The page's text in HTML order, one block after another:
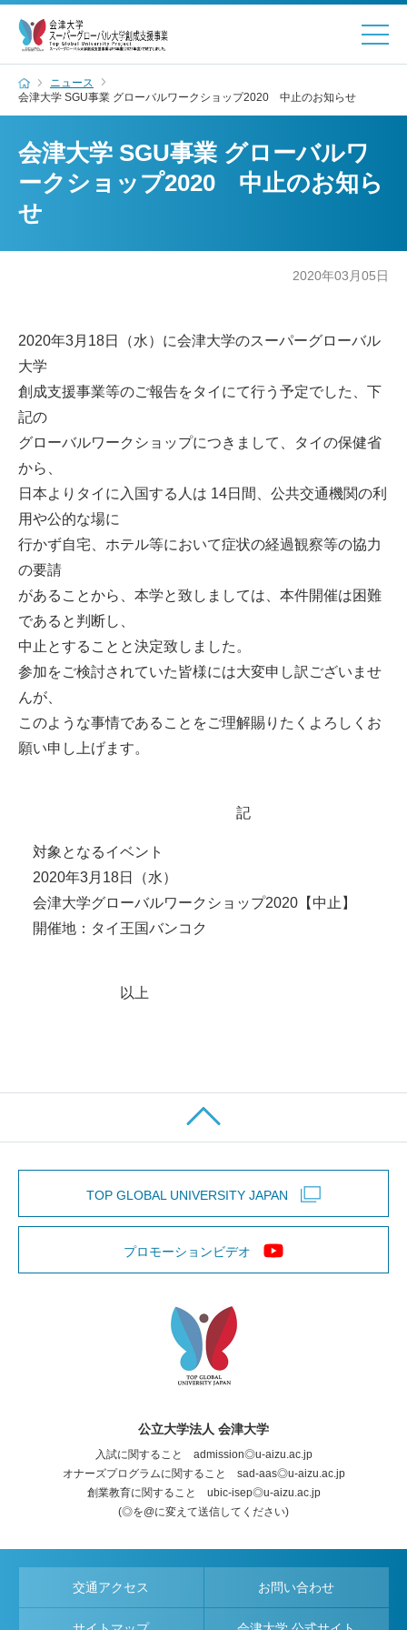
ニュース
会津大学 SGU事業 グローバルワークショップ2020 中止のお知らせ
会津大学 SGU事業 グローバルワ
ークショップ2020 中止のお知ら
せ
2020年03月05日
2020年3月18日（水）に会津大学のスーパーグローバル
大学
創成支援事業等のご報告をタイにて行う予定でした、下
記の
グローバルワークショップにつきまして、タイの保健省
から、
日本よりタイに入国する人は 14日間、公共交通機関の利
用や公的な場に
行かず自宅、ホテル等において症状の経過観察等の協力
の要請
があることから、本学と致しましては、本件開催は困難
であると判断し、
中止とすることと決定致しました。
参加をご検討されていた皆様には大変申し訳ございませ
んが、
このような事情であることをご理解賜りたくよろしくお
願い申し上げます。
記
対象となるイベント
2020年3月18日（水）
会津大学グローバルワークショップ2020【中止】
開催地：タイ王国バンコク
以上
TOP GLOBAL UNIVERSITY JAPAN
プロモーションビデオ
公立大学法人 会津大学
入試に関すること admission◎u-aizu.ac.jp
オナーズプログラムに関すること sad-aas◎u-aizu.ac.jp
創業教育に関すること ubic-isep◎u-aizu.ac.jp
(◎を@に変えて送信してください)
交通アクセス お問い合わせ